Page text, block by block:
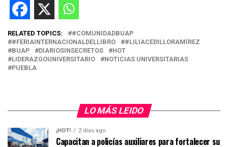
RELATED TOPICS:
#COMUNIDADBUAP
#FERIAINTERNACIONALDELLIBRO
#LILIACEDILLORAMÍREZ
BUAP
DIARIOSINSECRETOS
HOT
LIDERAZGOUNIVERSITARIO
NOTICIAS UNIVERSITARIAS
PUEBLA
LO MÁS LEIDO
¡HOT! 2 días ago
Capacitan a policías auxiliares para fortalecer su